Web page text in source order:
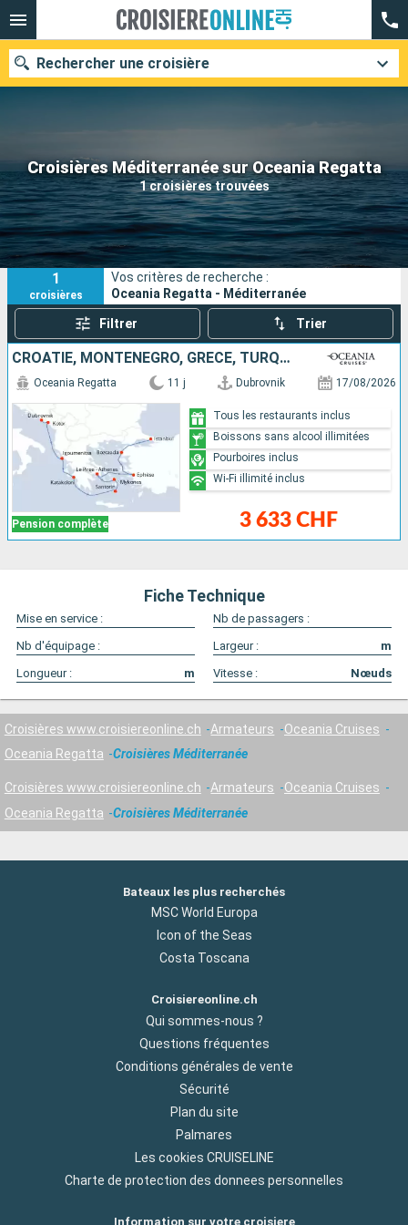
Croisières Méditerranée sur Oceania Regatta
1 croisières trouvées
Rechercher une croisière
Nos destinations
Mois de départ
Ports Compagnies
Rechercher
1
croisières
Vos critères de recherche :
Oceania Regatta - Méditerranée
Filtrer Trier
CROATIE, MONTÉNÉGRO, GRÈCE, TURQUIE
Pension complète
Oceania Regatta 11 j Dubrovnik 17/08/2026
3 633 CHF
Tous les restaurants inclus
Boissons sans alcool illimitées
Pourboires inclus
Wi-Fi illimité inclus
Fiche Technique
Mise en service :
Nb de passagers :
Nb d'équipage :
Largeur :
m
Longueur :
m Vitesse : Nœuds
Croisières www.croisiereonline.ch Armateurs
Oceania Cruises
Oceania Regatta
Croisières Méditerranée
Croisières www.croisiereonline.ch Armateurs
Oceania Cruises
Oceania Regatta
Croisières Méditerranée
Bateaux les plus recherchés
MSC World Europa
Icon of the Seas
Costa Toscana
Croisiereonline.ch
Qui sommes-nous ?
Questions fréquentes
Conditions générales de vente
Sécurité
Plan du site
Palmares
Les cookies CRUISELINE
Charte de protection des donnees personnelles
Information sur votre croisiere